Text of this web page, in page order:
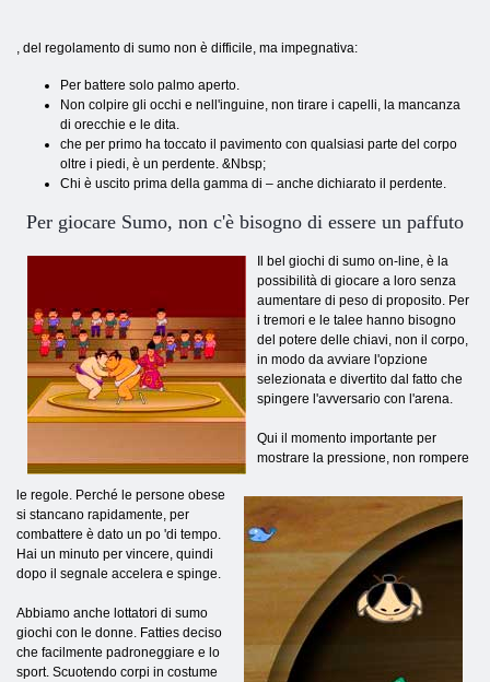
, del regolamento di sumo non è difficile, ma impegnativa:
Per battere solo palmo aperto.
Non colpire gli occhi e nell'inguine, non tirare i capelli, la mancanza
di orecchie e le dita.
che per primo ha toccato il pavimento con qualsiasi parte del corpo
oltre i piedi, è un perdente. &Nbsp;
Chi è uscito prima della gamma di – anche dichiarato il perdente.
Per giocare Sumo, non c'è bisogno di essere un paffuto
Il bel giochi di sumo on-line, è la
possibilità di giocare a loro senza
aumentare di peso di proposito. Per
i tremori e le talee hanno bisogno
del potere delle chiavi, non il corpo,
in modo da avviare l'opzione
selezionata e divertito dal fatto che
spingere l'avversario con l'arena.
Qui il momento importante per
mostrare la pressione, non rompere
le regole. Perché le persone obese
si stancano rapidamente, per
combattere è dato un po 'di tempo.
Hai un minuto per vincere, quindi
dopo il segnale accelera e spinge.
Abbiamo anche lottatori di sumo
giochi con le donne. Fatties deciso
che facilmente padroneggiare e lo
sport. Scuotendo corpi in costume